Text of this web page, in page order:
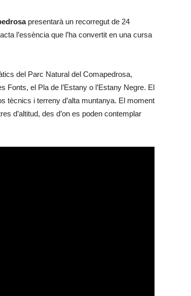
presentarà un recorregut de 24
l’essència que l’ha convertit en una cursa
del Parc Natural del Comapedrosa,
el Pla de l’Estany o l’Estany Negre. El
tècnics i terreny d’alta muntanya. El moment
d’altitud, des d’on es poden contemplar